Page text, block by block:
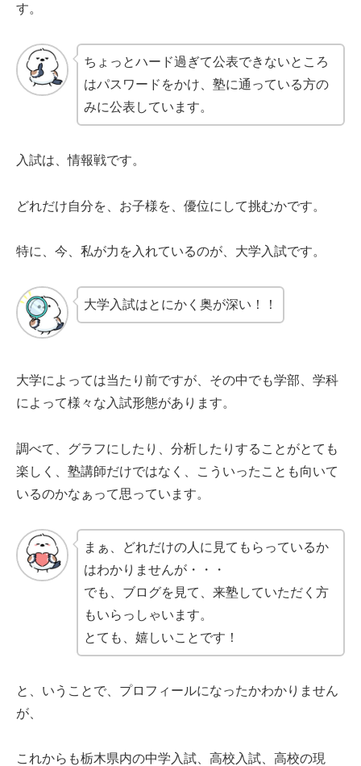
す。
ちょっとハード過ぎて公表できないところ
はパスワードをかけ、塾に通っている方の
みに公表しています。
入試は、情報戦です。
どれだけ自分を、お子様を、優位にして挑むかです。
特に、今、私が力を入れているのが、大学入試です。
大学入試はとにかく奥が深い！！
大学によっては当たり前ですが、その中でも学部、学科
によって様々な入試形態があります。
調べて、グラフにしたり、分析したりすることがとても
楽しく、塾講師だけではなく、こういったことも向いて
いるのかなぁって思っています。
まぁ、どれだけの人に見てもらっているか
はわかりませんが・・・
でも、ブログを見て、来塾していただく方
もいらっしゃいます。
とても、嬉しいことです！
と、いうことで、プロフィールになったかわかりません
が、
これからも栃木県内の中学入試、高校入試、高校の現